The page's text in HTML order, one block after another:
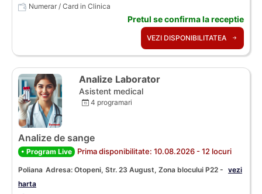
Numerar / Card in Clinica
Pretul se confirma la receptie
VEZI DISPONIBILITATEA
Analize Laborator
Asistent medical
4 programari
Analize de sange
• Program Live Prima disponibilitate: 10.08.2026 - 12 locuri
Poliana Adresa: Otopeni, Str. 23 August, Zona blocului P22 - vezi
harta